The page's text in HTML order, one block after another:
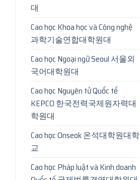
대
Cao học Khoa học và Công nghệ
과학기술연합대학원대
Cao học Ngoại ngữ Seoul 서울외
국어대학원대
Cao học Nguyên tử Quốc tế
KEPCO 한국전력국제원자력대
학원대
Cao học Onseok 온석대학원대학
교
Cao học Pháp luật và Kinh doanh